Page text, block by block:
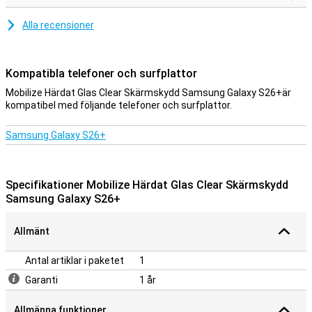
Alla recensioner
Kompatibla telefoner och surfplattor
Mobilize Härdat Glas Clear Skärmskydd Samsung Galaxy S26+är
kompatibel med följande telefoner och surfplattor.
Samsung Galaxy S26+
Specifikationer Mobilize Härdat Glas Clear Skärmskydd
Samsung Galaxy S26+
Allmänt
Antal artiklar i paketet
1
Garanti
1 år